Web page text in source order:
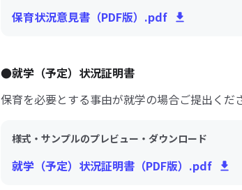
保育状況意見書（PDF版）.pdf
●就学（予定）状況証明書
保育を必要とする事由が就学の場合ご提出くだ
様式・サンプルのプレビュー・ダウンロード
就学（予定）状況証明書（PDF版）.pdf